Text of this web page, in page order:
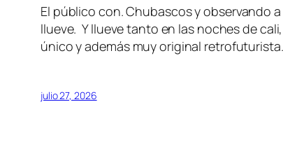
El público con. Chubascos y observando
llueve. Y llueve tanto en las noches de
único y además muy original
julio 27, 2026